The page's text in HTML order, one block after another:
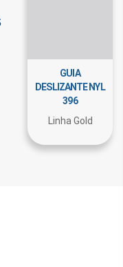
GUIA
DESLIZANTE NYL
396
Linha Gold